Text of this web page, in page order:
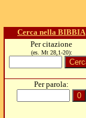
Cerca nella BIBBIA
Per citazione
(es. Mt 28,1-20):
Per parola: